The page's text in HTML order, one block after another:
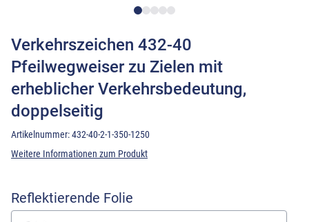
Verkehrszeichen 432-40
Pfeilwegweiser zu Zielen mit
erheblicher Verkehrsbedeutung,
doppelseitig
Artikelnummer:432-40-2-1-350-1250
Weitere Informationen zum Produkt
Reflektierende Folie